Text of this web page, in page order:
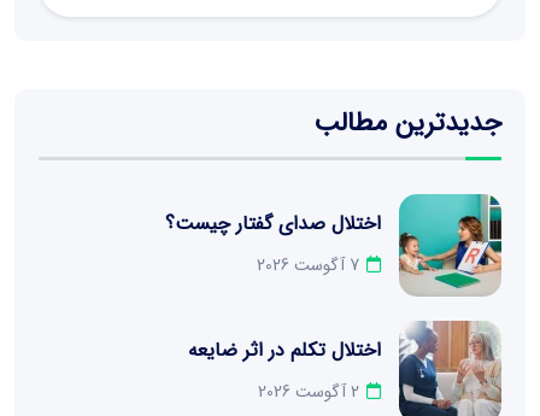
جدیدترین مطالب
اختلال صدای گفتار چیست؟
7 آگوست 2026
اختلال تکلم در اثر ضایعه
2 آگوست 2026